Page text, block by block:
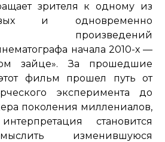
зрителя к одному из
и одновременно
произведений
начала 2010-х —
зайце». За прошедшие
фильм прошел путь от
эксперимента до
поколения миллениалов,
становится
изменившуюся